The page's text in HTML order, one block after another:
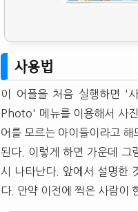
사용법
이 어플을 처음 실행하면 '
Photo' 메뉴를 이용해서 사
어를 모르는 아이들이라고
된다. 이렇게 하면 가운데
시 나타난다. 앞에서 설명한
다. 만약 이전에 찍은 사람이